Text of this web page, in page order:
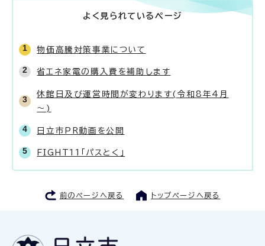
よく見られているページ
物価高騰対策事業について
省エネ家電の購入費を補助します
休館日及び運営時間が変わります(令和8年4月
～)
日立市PR動画を公開
FIGHT11「パスとく」
前のページへ戻る トップページへ戻る